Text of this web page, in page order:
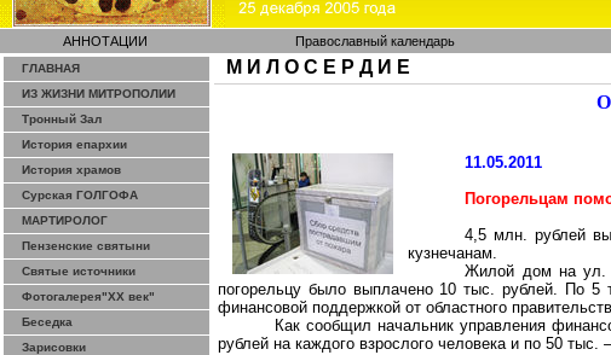
АННОТАЦИИ Православный календарь
ГЛАВНАЯ
ИЗ ЖИЗНИ МИТРОПОЛИИ
Тронный Зал
История епархии
История храмов
Сурская ГОЛГОФА
МАРТИРОЛОГ
Пензенские святыни
Святые источники
Фотогалерея"ХХ век"
Беседка
Зарисовки
М И Л О С Е Р Д И Е
11.05.2011
Погорельцам
4,5 млн. рублей
кузнечанам.
Жилой дом на ул.
погорельцу было выплачено 10 тыс. рублей. По
финансовой поддержкой от областного
Как сообщил начальник управления
рублей на каждого взрослого человека и по 50